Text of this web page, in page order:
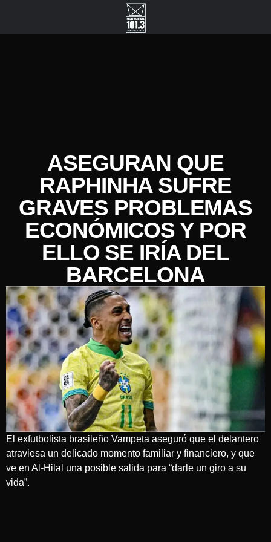
ASEGURAN QUE
RAPHINHA SUFRE
GRAVES PROBLEMAS
ECONÓMICOS Y POR
ELLO SE IRÍA DEL
BARCELONA
El exfutbolista brasileño Vampeta aseguró que el delantero
atraviesa un delicado momento familiar y financiero, y que
ve en Al-Hilal una posible salida para “darle un giro a su
vida”.